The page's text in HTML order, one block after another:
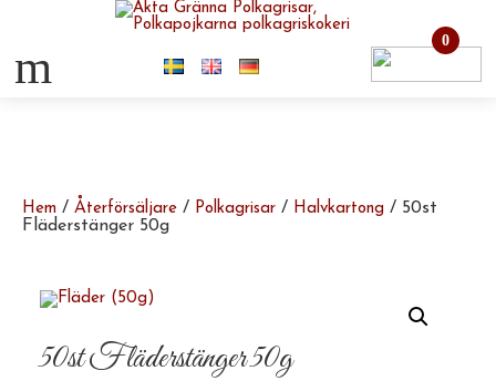
m 0
Hem / Återförsäljare / Polkagrisar / Halvkartong / 50st
Fläderstänger 50g
50st Fläderstänger 50g